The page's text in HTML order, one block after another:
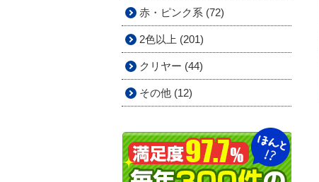
赤・ピンク系 (72)
2色以上 (201)
クリヤー (44)
その他 (12)